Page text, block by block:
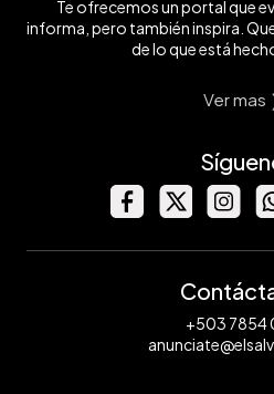
Te ofrecemos un portal que
informa, pero también inspira.
de lo que está
Ver mas
+503 7854